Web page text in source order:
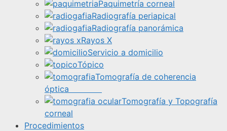
Paquimetría corneal
Radiografía periapical
Radiografía panorámica
Rayos X
Servicio a domicilio
Tópico
Tomografía de coherencia
óptica
Tomografía y Topografía
corneal
Procedimientos